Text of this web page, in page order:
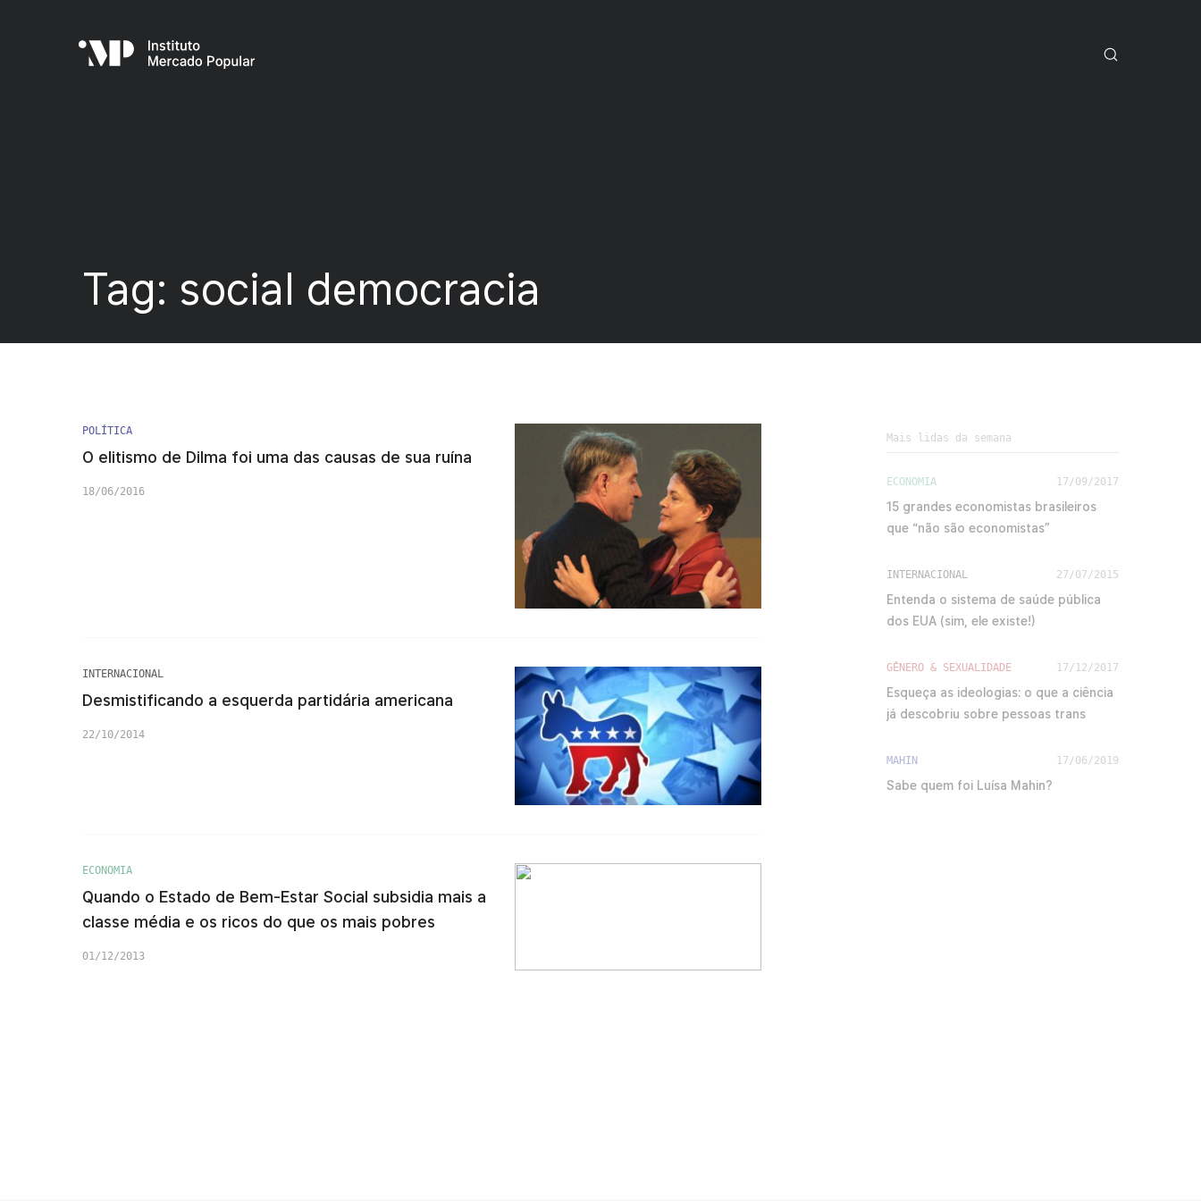
Tag: social democracia
POLÍTICA
O elitismo de Dilma foi uma das causas de sua ruína
18/06/2016
INTERNACIONAL
Desmistificando a esquerda partidária americana
22/10/2014
ECONOMIA
Quando o Estado de Bem-Estar Social subsidia mais a
classe média e os ricos do que os mais pobres
01/12/2013
Mais lidas da semana
ECONOMIA 17/09/2017
15 grandes economistas brasileiros
que “não são economistas”
INTERNACIONAL 27/07/2015
Entenda o sistema de saúde pública
dos EUA (sim, ele existe!)
GÊNERO & SEXUALIDADE 17/12/2017
Esqueça as ideologias: o que a ciência
já descobriu sobre pessoas trans
MAHIN 17/06/2019
Sabe quem foi Luísa Mahin?